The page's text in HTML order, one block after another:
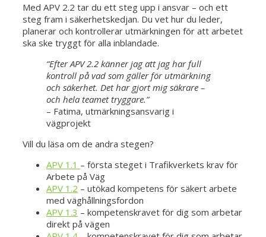
Med APV 2.2 tar du ett steg upp i ansvar – och ett
steg fram i säkerhetskedjan. Du vet hur du leder,
planerar och kontrollerar utmärkningen för att arbetet
ska ske tryggt för alla inblandade.
“Efter APV 2.2 känner jag att jag har full
kontroll på vad som gäller för utmärkning
och säkerhet. Det har gjort mig säkrare –
och hela teamet tryggare.”
– Fatima, utmärkningsansvarig i
vägprojekt
Vill du läsa om de andra stegen?
APV 1.1 – första steget i Trafikverkets krav för
Arbete på Väg
APV 1.2 – utökad kompetens för säkert arbete
med väghållningsfordon
APV 1.3 – kompetenskravet för dig som arbetar
direkt på vägen